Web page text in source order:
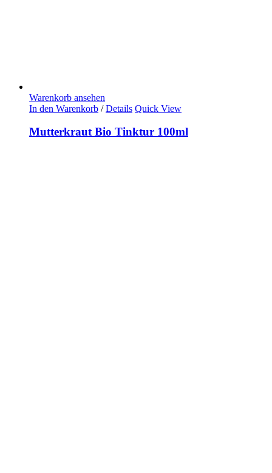
Warenkorb ansehen
In den Warenkorb / Details Quick View
Mutterkraut Bio Tinktur 100ml